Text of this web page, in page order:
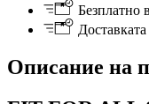
Безплатно
Описание на